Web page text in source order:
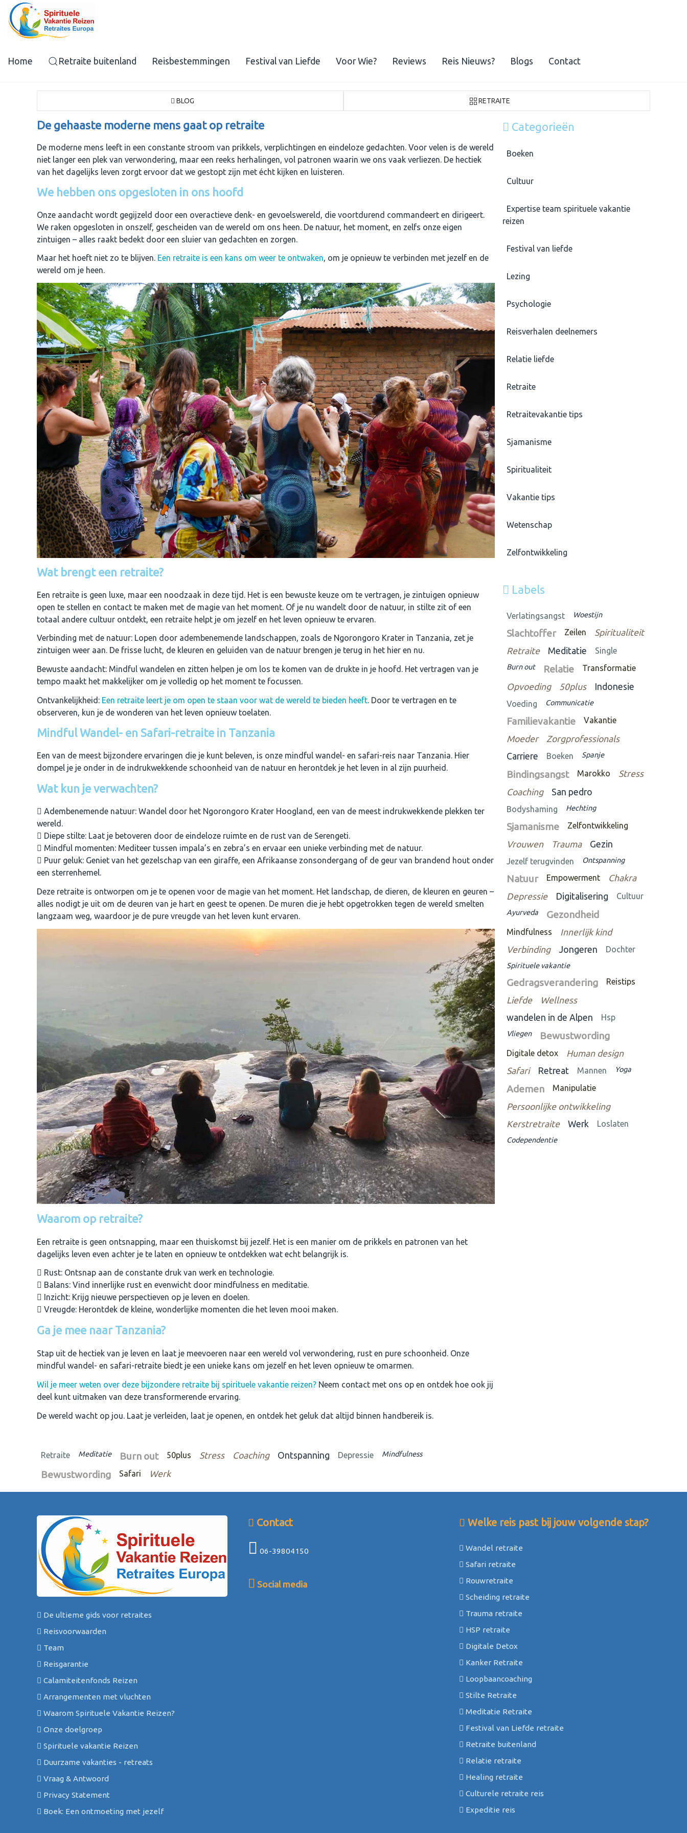
Home Retraite buitenland Reisbestemmingen Festival van Liefde Voor Wie? Reviews Reis Nieuws? Blogs Contact
BLOG RETRAITE
De gehaaste moderne mens gaat op retraite
De moderne mens leeft in een constante stroom van prikkels, verplichtingen en eindeloze gedachten. Voor velen is de wereld
niet langer een plek van verwondering, maar een reeks herhalingen, vol patronen waarin we ons vaak verliezen. De hectiek
van het dagelijks leven zorgt ervoor dat we gestopt zijn met écht kijken en luisteren.
We hebben ons opgesloten in ons hoofd
Onze aandacht wordt gegijzeld door een overactieve denk- en gevoelswereld, die voortdurend commandeert en dirigeert.
We raken opgesloten in onszelf, gescheiden van de wereld om ons heen. De natuur, het moment, en zelfs onze eigen
zintuigen – alles raakt bedekt door een sluier van gedachten en zorgen.
Maar het hoeft niet zo te blijven. Een retraite is een kans om weer te ontwaken, om je opnieuw te verbinden met jezelf en de
wereld om je heen.
Wat brengt een retraite?
Een retraite is geen luxe, maar een noodzaak in deze tijd. Het is een bewuste keuze om te vertragen, je zintuigen opnieuw
open te stellen en contact te maken met de magie van het moment. Of je nu wandelt door de natuur, in stilte zit of een
totaal andere cultuur ontdekt, een retraite helpt je om jezelf en het leven opnieuw te ervaren.
Verbinding met de natuur: Lopen door adembenemende landschappen, zoals de Ngorongoro Krater in Tanzania, zet je
zintuigen weer aan. De frisse lucht, de kleuren en geluiden van de natuur brengen je terug in het hier en nu.
Bewuste aandacht: Mindful wandelen en zitten helpen je om los te komen van de drukte in je hoofd. Het vertragen van je
tempo maakt het makkelijker om je volledig op het moment te focussen.
Ontvankelijkheid: Een retraite leert je om open te staan voor wat de wereld te bieden heeft. Door te vertragen en te
observeren, kun je de wonderen van het leven opnieuw toelaten.
Mindful Wandel- en Safari-retraite in Tanzania
Een van de meest bijzondere ervaringen die je kunt beleven, is onze mindful wandel- en safari-reis naar Tanzania. Hier
dompel je je onder in de indrukwekkende schoonheid van de natuur en herontdek je het leven in al zijn puurheid.
Wat kun je verwachten?
Adembenemende natuur: Wandel door het Ngorongoro Krater Hoogland, een van de meest indrukwekkende plekken ter
wereld.
Diepe stilte: Laat je betoveren door de eindeloze ruimte en de rust van de Serengeti.
Mindful momenten: Mediteer tussen impala’s en zebra’s en ervaar een unieke verbinding met de natuur.
Puur geluk: Geniet van het gezelschap van een giraffe, een Afrikaanse zonsondergang of de geur van brandend hout onder
een sterrenhemel.
Deze retraite is ontworpen om je te openen voor de magie van het moment. Het landschap, de dieren, de kleuren en geuren –
alles nodigt je uit om de deuren van je hart en geest te openen. De muren die je hebt opgetrokken tegen de wereld smelten
langzaam weg, waardoor je de pure vreugde van het leven kunt ervaren.
Waarom op retraite?
Een retraite is geen ontsnapping, maar een thuiskomst bij jezelf. Het is een manier om de prikkels en patronen van het
dagelijks leven even achter je te laten en opnieuw te ontdekken wat echt belangrijk is.
Rust: Ontsnap aan de constante druk van werk en technologie.
Balans: Vind innerlijke rust en evenwicht door mindfulness en meditatie.
Inzicht: Krijg nieuwe perspectieven op je leven en doelen.
Vreugde: Herontdek de kleine, wonderlijke momenten die het leven mooi maken.
Ga je mee naar Tanzania?
Stap uit de hectiek van je leven en laat je meevoeren naar een wereld vol verwondering, rust en pure schoonheid. Onze
mindful wandel- en safari-retraite biedt je een unieke kans om jezelf en het leven opnieuw te omarmen.
Wil je meer weten over deze bijzondere retraite bij spirituele vakantie reizen? Neem contact met ons op en ontdek hoe ook jij
deel kunt uitmaken van deze transformerende ervaring.
De wereld wacht op jou. Laat je verleiden, laat je openen, en ontdek het geluk dat altijd binnen handbereik is.
Retraite Meditatie Burn out 50plus Stress Coaching Ontspanning Depressie Mindfulness
Bewustwording Safari Werk
Categorieën
Boeken
Cultuur
Expertise team spirituele vakantie
reizen
Festival van liefde
Lezing
Psychologie
Reisverhalen deelnemers
Relatie liefde
Retraite
Retraitevakantie tips
Sjamanisme
Spiritualiteit
Vakantie tips
Wetenschap
Zelfontwikkeling
Labels
Verlatingsangst Woestijn
Slachtoffer Zeilen
Spiritualiteit
Retraite
Meditatie Single
Burn out Relatie Transformatie
Opvoeding 50plus Indonesie
Voeding Communicatie
Familievakantie Vakantie
Moeder
Zorgprofessionals
Carriere
Boeken Spanje
Bindingsangst Marokko
Stress
Coaching
San pedro
Bodyshaming Hechting
Sjamanisme Zelfontwikkeling
Vrouwen Trauma Gezin
Jezelf terugvinden Ontspanning
Natuur Empowerment
Chakra
Depressie
Digitalisering Cultuur
Ayurveda Gezondheid
Mindfulness
Innerlijk kind
Verbinding
Jongeren Dochter
Spirituele vakantie
Gedragsverandering Reistips
Liefde
Wellness
wandelen in de Alpen
Hsp
Vliegen Bewustwording
Digitale detox
Human design
Safari
Retreat Mannen Yoga
Ademen Manipulatie
Persoonlijke ontwikkeling
Kerstretraite
Werk Loslaten
Codependentie
De ultieme gids voor retraites
Reisvoorwaarden
Team
Reisgarantie
Calamiteitenfonds Reizen
Arrangementen met vluchten
Waarom Spirituele Vakantie Reizen?
Onze doelgroep
Spirituele vakantie Reizen
Duurzame vakanties - retreats
Vraag & Antwoord
Privacy Statement
Boek: Een ontmoeting met jezelf
Contact
06-39804150
Social media
Welke reis past bij jouw volgende stap?
Wandel retraite
Safari retraite
Rouwretraite
Scheiding retraite
Trauma retraite
HSP retraite
Digitale Detox
Kanker Retraite
Loopbaancoaching
Stilte Retraite
Meditatie Retraite
Festival van Liefde retraite
Retraite buitenland
Relatie retraite
Healing retraite
Culturele retraite reis
Expeditie reis